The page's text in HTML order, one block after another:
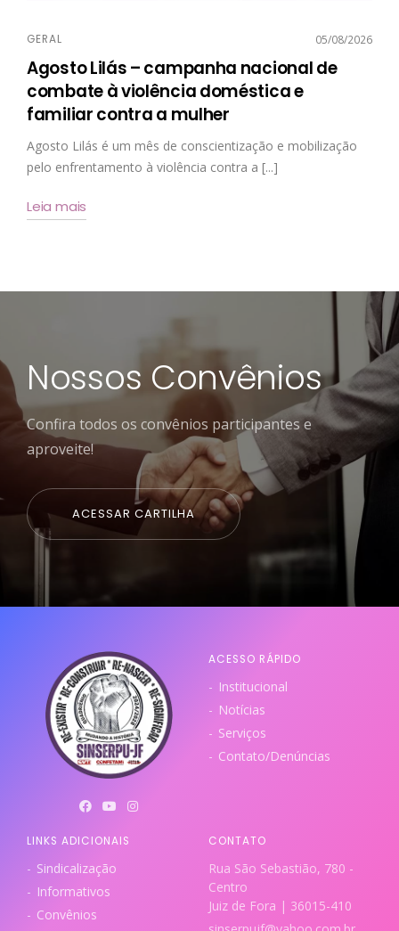
GERAL 05/08/2026
Agosto Lilás – campanha nacional de
combate à violência doméstica e
familiar contra a mulher
Agosto Lilás é um mês de conscientização e mobilização
pelo enfrentamento à violência contra a [...]
Leia mais
Nossos Convênios
Confira todos os convênios participantes e
aproveite!
ACESSAR CARTILHA
ACESSO RÁPIDO
Institucional
Notícias
Serviços
Contato/Denúncias
LINKS ADICIONAIS
Sindicalização
Informativos
Convênios
CONTATO
Rua São Sebastião, 780 -
Centro
Juiz de Fora | 36015-410